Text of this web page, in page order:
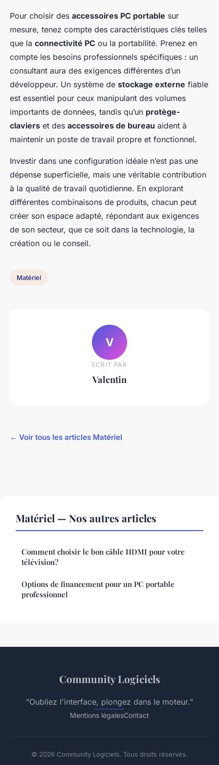
Pour choisir des accessoires PC portable sur
mesure, tenez compte des caractéristiques clés telles
que la connectivité PC ou la portabilité. Prenez en
compte les besoins professionnels spécifiques : un
consultant aura des exigences différentes d’un
développeur. Un système de stockage externe fiable
est essentiel pour ceux manipulant des volumes
importants de données, tandis qu’un protège-
claviers et des accessoires de bureau aident à
maintenir un poste de travail propre et fonctionnel.
Investir dans une configuration idéale n’est pas une
dépense superficielle, mais une véritable contribution
à la qualité de travail quotidienne. En explorant
différentes combinaisons de produits, chacun peut
créer son espace adapté, répondant aux exigences
de son secteur, que ce soit dans la technologie, la
création ou le conseil.
Matériel
V
ECRIT PAR
Valentin
← Voir tous les articles Matériel
Matériel — Nos autres articles
Comment choisir le bon câble HDMI pour votre
télévision?
Options de financement pour un PC portable
professionnel
Community Logiciels
“Oubliez l'interface, plongez dans le moteur.”
Mentions légalesContact
© 2026 Community Logiciels. Tous droits réservés.